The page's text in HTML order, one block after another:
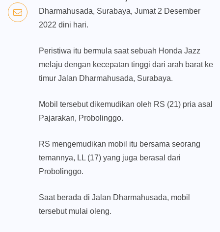
Dharmahusada, Surabaya, Jumat 2 Desember
2022 dini hari.
Peristiwa itu bermula saat sebuah Honda Jazz
melaju dengan kecepatan tinggi dari arah barat ke
timur Jalan Dharmahusada, Surabaya.
Mobil tersebut dikemudikan oleh RS (21) pria asal
Pajarakan, Probolinggo.
RS mengemudikan mobil itu bersama seorang
temannya, LL (17) yang juga berasal dari
Probolinggo.
Saat berada di Jalan Dharmahusada, mobil
tersebut mulai oleng.